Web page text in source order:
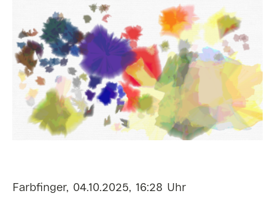
Farbfinger, 04.10.2025, 16:28 Uhr